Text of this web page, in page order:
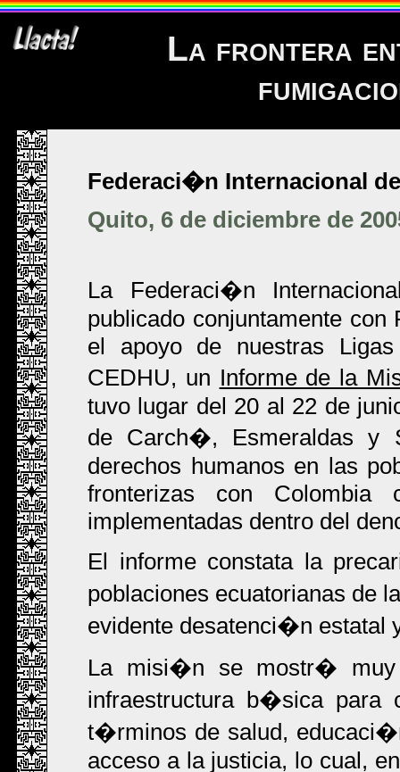
La frontera
Federaci�n Internacional
Quito, 6 de diciembre de
La Federaci�n
publicado conjuntamente
el apoyo de nuestras
CEDHU, un Informe de la
tuvo lugar del 20 al 22 de
de Carch�, Esmeraldas y
derechos humanos en las
fronterizas con Colombia
implementadas dentro del
El informe constata la
poblaciones ecuatorianas de
evidente desatenci�n estatal
La misi�n se mostr� muy
infraestructura b�sica para
t�rminos de salud,
acceso a la justicia, lo cual,